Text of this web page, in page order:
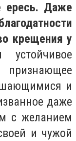
ересь. Даже
крещения у
и
даже
с желанием
и чужой